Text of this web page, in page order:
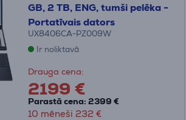
GB, 2 TB, ENG, tumši pelēka -
Portatīvais dators
UX8406CA-PZ009W
Ir noliktavā
Drauga cena:
2199 €
Parastā cena: 2399 €
10 mēneši 232 €